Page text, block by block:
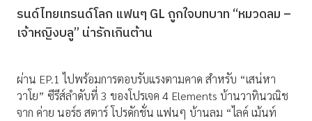
รนด์ไทยเทรนด์โลก แฟนๆ GL ถูกใจบทบาท “หมวดลม –
เจ้าหญิงบลู” น่ารักเกินต้าน
ผ่าน EP.1 ไปพร้อมการตอบรับแรงตามคาด สำหรับ “เสน่หา
วาโย” ซีรีส์ลำดับที่ 3 ของโปรเจค 4 Elements บ้านวาทินวณิช
จาก ค่าย นอร์ธ สตาร์ โปรดักชั่น แฟนๆ บ้านลม “ไลค์ เม้นท์